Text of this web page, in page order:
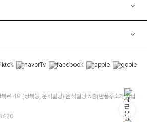
로 49 (성북동, 운석빌딩) 운석빌딩 5층(반품주소가 아닙